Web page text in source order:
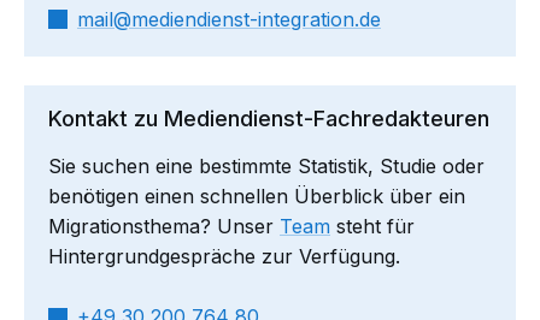
mail​
mediendienst-integration.de
Kontakt zu Mediendienst-Fachredakteuren
Sie suchen eine bestimmte Statistik, Studie oder
benötigen einen schnellen Überblick über ein
Migrationsthema? Unser Team steht für
Hintergrundgespräche zur Verfügung.